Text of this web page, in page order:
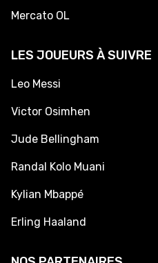
Mercato OL
LES JOUEURS À SUIVRE
Leo Messi
Victor Osimhen
Jude Bellingham
Randal Kolo Muani
Kylian Mbappé
Erling Haaland